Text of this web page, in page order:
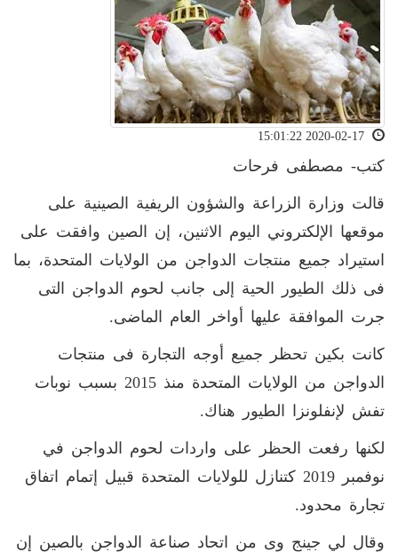
كتب- مصطفى فرحات
قالت وزارة الزراعة والشؤون الريفية الصينية على
موقعها الإلكتروني اليوم الاثنين، إن الصين وافقت على
استيراد جميع منتجات الدواجن من الولايات المتحدة، بما
فى ذلك الطيور الحية إلى جانب لحوم الدواجن التى
جرت الموافقة عليها أواخر العام الماضى.
كانت بكين تحظر جميع أوجه التجارة فى منتجات
الدواجن من الولايات المتحدة منذ 2015 بسبب نوبات
تفش لإنفلونزا الطيور هناك.
لكنها رفعت الحظر على واردات لحوم الدواجن في
نوفمبر 2019 كتنازل للولايات المتحدة قبيل إتمام اتفاق
تجارة محدود.
وقال لي جينج وى من اتحاد صناعة الدواجن بالصين إن